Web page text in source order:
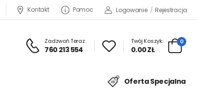
Kontakt Pomoc Logowanie / Rejestracja
Zadzwoń Teraz:
760 213 554
Twój Koszyk:
0.00 ZŁ
0
Oferta Specjalna